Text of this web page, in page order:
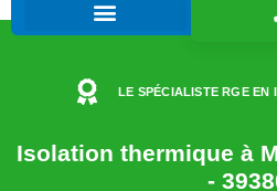
LE SPÉCIALISTE RGE EN
Isolation thermique à
-